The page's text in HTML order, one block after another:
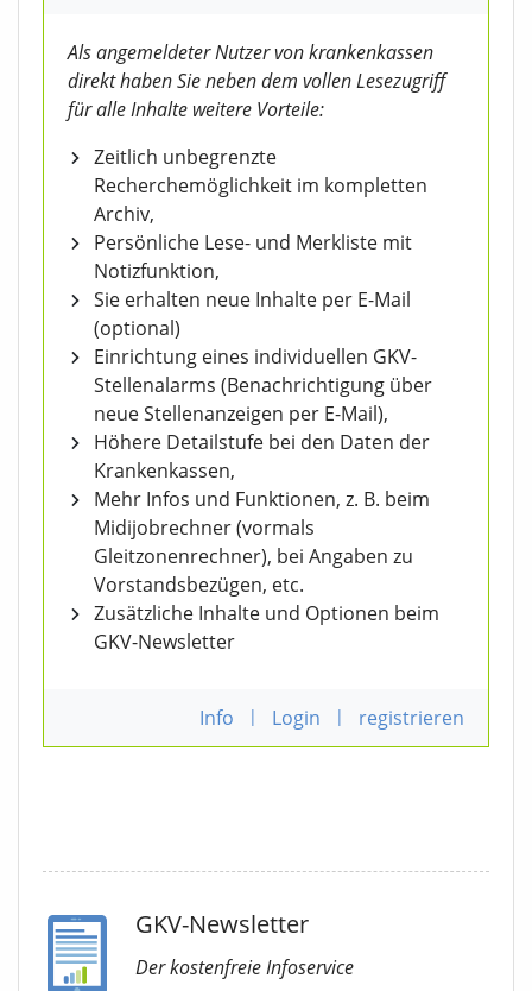
Als angemeldeter Nutzer von krankenkassen
direkt haben Sie neben dem vollen Lesezugriff
für alle Inhalte weitere Vorteile:
Zeitlich unbegrenzte
Recherchemöglichkeit im kompletten
Archiv,
Persönliche Lese- und Merkliste mit
Notizfunktion,
Sie erhalten neue Inhalte per E-Mail
(optional)
Einrichtung eines individuellen GKV-
Stellenalarms (Benachrichtigung über
neue Stellenanzeigen per E-Mail),
Höhere Detailstufe bei den Daten der
Krankenkassen,
Mehr Infos und Funktionen, z. B. beim
Midijobrechner (vormals
Gleitzonenrechner), bei Angaben zu
Vorstandsbezügen, etc.
Zusätzliche Inhalte und Optionen beim
GKV-Newsletter
Info | Login | registrieren
GKV-Newsletter
Der kostenfreie Infoservice